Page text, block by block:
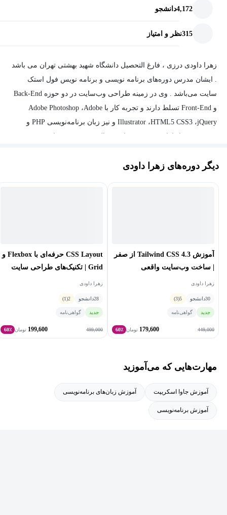
4,172دانشجو
315نظر و امتیاز
زهرا داودی درزی ، فارغ التحصیل دانشگاه شهید بهشتی تهران می باشد
. ایشان مدرس دوره‌های برنامه نویسی و برنامه نویس فول استک
سایت می‌باشد . وی در زمینه طراحی وب‌سایت در دو حوزه Back-End
و Front-End تسلط دارند و تجربه کار با Adobe Photoshop ،Adobe
Illustrator ،HTML5 CSS3 ،jQuery و نیز زبان برنامه‌نویسی PHP و
برنامه‌نویسی Laravel بصورت فول استک، برنامه‌نویسی وردپرس،دیگر دوره‌های زهرا داودی
آموزش Tailwind CSS 4.3 از صفر
| ساخت وب‌سایت واقعی
زهرا داودی
30دانشجو 5
(3)
جدید گواهی‌نامه
449,000
179,600 تومان 60٪
CSS Layout حرفه‌ای با Flexbox و
Grid | تکنیک‌های طراحی سایت
واکنش‌گرا
زهرا داودی
28دانشجو 2
(1)
جدید گواهی‌نامه
499,000
199,600 تومان 60٪
مهارت‌هایی که می‌آموزید
آموزش جاوا اسکریپت آموزش زبان‌های برنامه‌نویسی
آموزش برنامه‌نویسی